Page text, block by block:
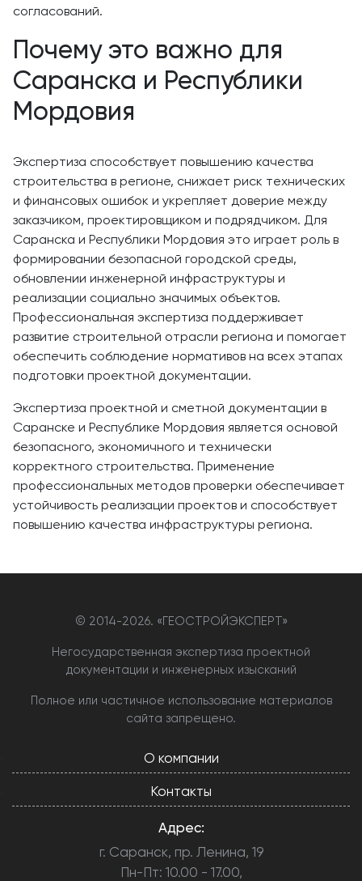
согласований.
Почему это важно для
Саранска и Республики
Мордовия
Экспертиза способствует повышению качества
строительства в регионе, снижает риск технических
и финансовых ошибок и укрепляет доверие между
заказчиком, проектировщиком и подрядчиком. Для
Саранска и Республики Мордовия это играет роль в
формировании безопасной городской среды,
обновлении инженерной инфраструктуры и
реализации социально значимых объектов.
Профессиональная экспертиза поддерживает
развитие строительной отрасли региона и помогает
обеспечить соблюдение нормативов на всех этапах
подготовки проектной документации.
Экспертиза проектной и сметной документации в
Саранске и Республике Мордовия является основой
безопасного, экономичного и технически
корректного строительства. Применение
профессиональных методов проверки обеспечивает
устойчивость реализации проектов и способствует
повышению качества инфраструктуры региона.
© 2014-2026. «ГЕОСТРОЙЭКСПЕРТ»
Негосударственная экспертиза проектной
документации и инженерных изысканий
Полное или частичное использование материалов
сайта запрещено.
О компании
Контакты
Адрес:
г. Саранск, пр. Ленина, 19
Пн-Пт: 10.00 - 17.00,